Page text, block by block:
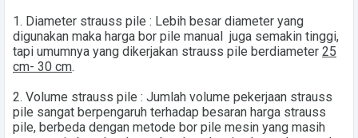
1. Diameter strauss pile : Lebih besar diameter yang
digunakan maka harga bor pile manual juga semakin tinggi,
tapi umumnya yang dikerjakan strauss pile berdiameter 25
cm- 30 cm.
2. Volume strauss pile : Jumlah volume pekerjaan strauss
pile sangat berpengaruh terhadap besaran harga strauss
pile, berbeda dengan metode bor pile mesin yang masih